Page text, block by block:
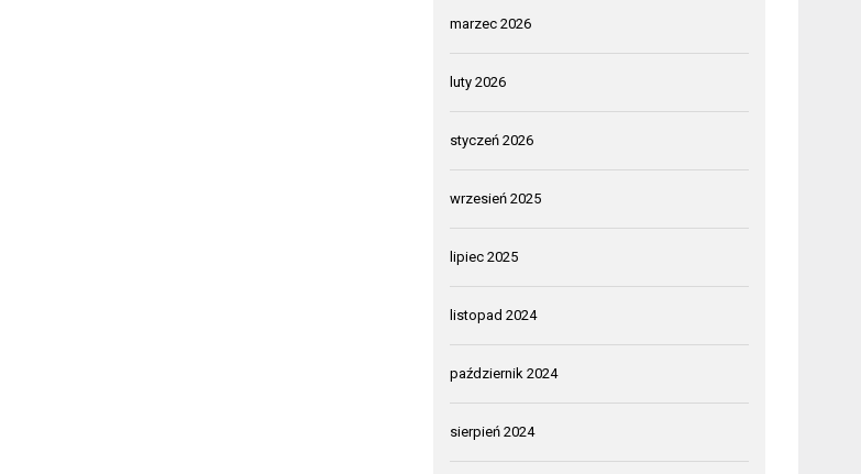
marzec 2026
luty 2026
styczeń 2026
wrzesień 2025
lipiec 2025
listopad 2024
październik 2024
sierpień 2024